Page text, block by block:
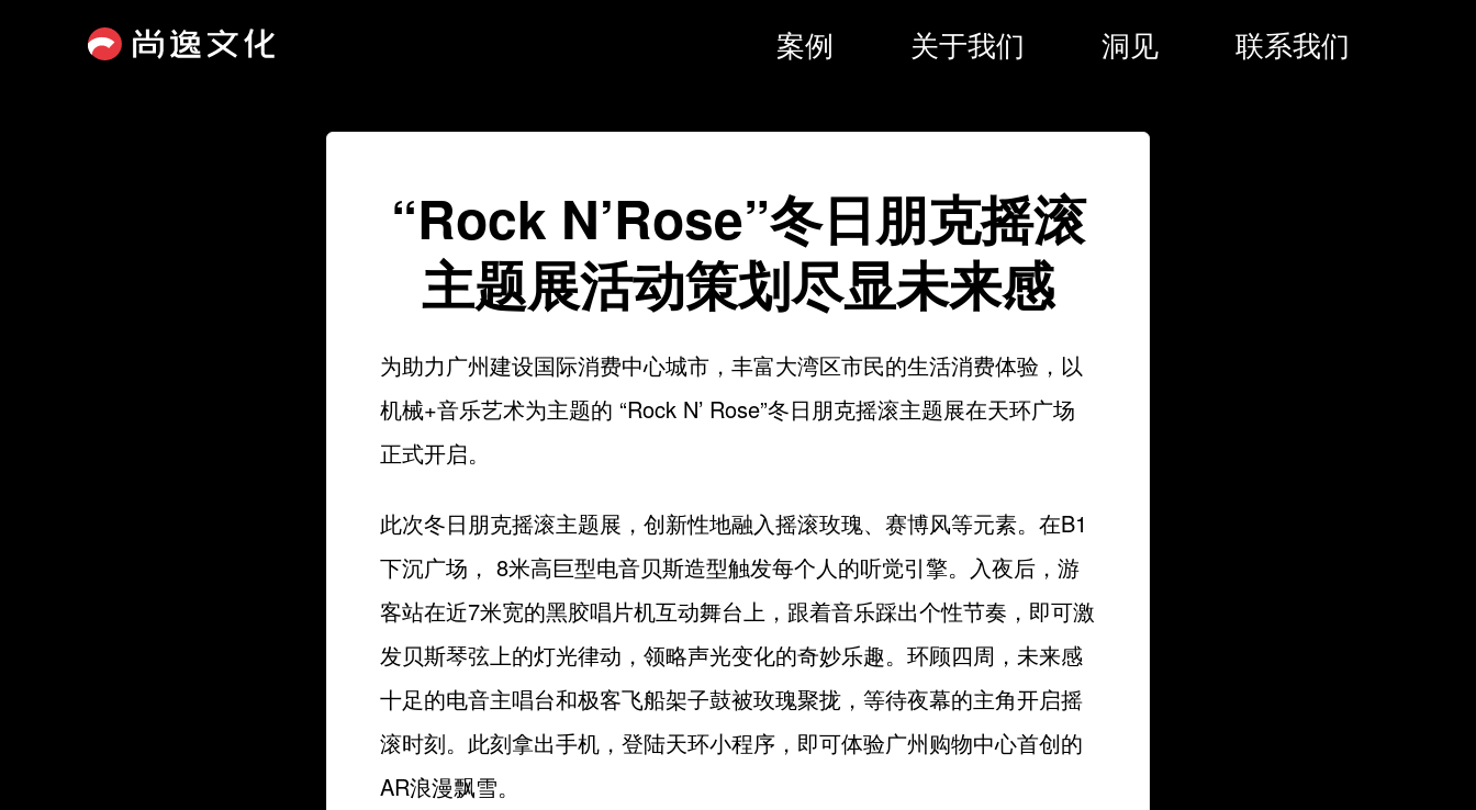
案例 关于我们 洞见 联系我们
“Rock N’Rose”冬日朋克摇滚
主题展活动策划尽显未来感
为助力广州建设国际消费中心城市，丰富大湾区市民的生活消费体验，以
机械+音乐艺术为主题的 “Rock N’ Rose”冬日朋克摇滚主题展在天环广场
正式开启。
此次冬日朋克摇滚主题展，创新性地融入摇滚玫瑰、赛博风等元素。在B1
下沉广场， 8米高巨型电音贝斯造型触发每个人的听觉引擎。入夜后，游
客站在近7米宽的黑胶唱片机互动舞台上，跟着音乐踩出个性节奏，即可激
发贝斯琴弦上的灯光律动，领略声光变化的奇妙乐趣。环顾四周，未来感
十足的电音主唱台和极客飞船架子鼓被玫瑰聚拢，等待夜幕的主角开启摇
滚时刻。此刻拿出手机，登陆天环小程序，即可体验广州购物中心首创的
AR浪漫飘雪。